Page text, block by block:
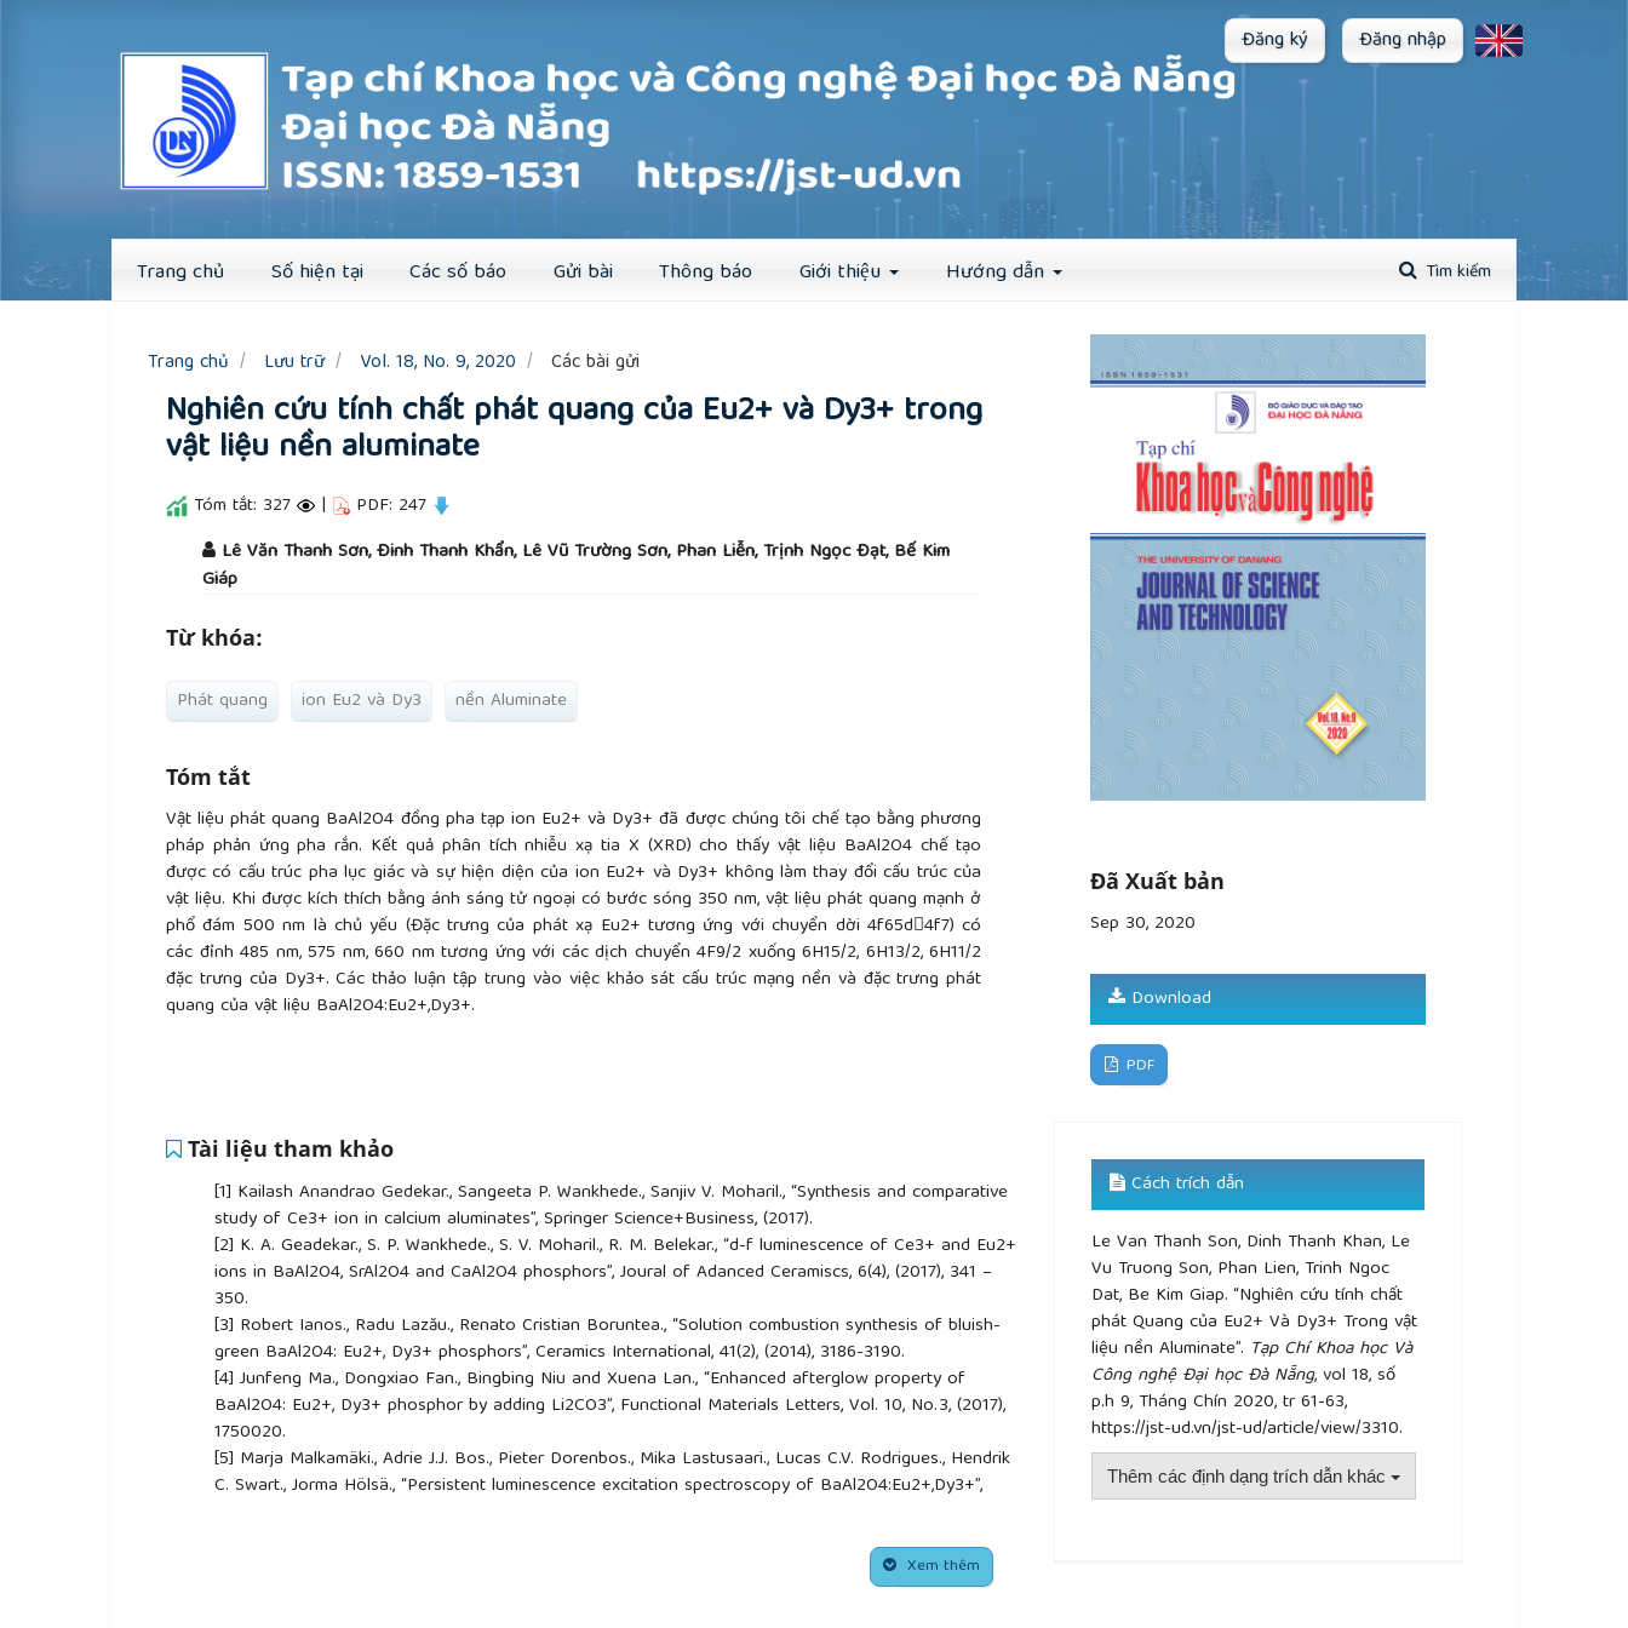
Trang chủ Số hiện tại Các số báo Gửi bài Thông báo Giới thiệu Hướng dẫn Tìm kiếm
Đăng ký Đăng nhập
Đăng ký Đăng nhập
Trang chủ Lưu trữ Vol. 18, No. 9, 2020 Các bài gửi
Nghiên cứu tính chất phát quang của Eu2+ và Dy3+ trong
vật liệu nền aluminate
Tóm tắt: 327 | PDF: 247
##plugins.themes.academic_pro.article.main##
Lê Văn Thanh Sơn, Đinh Thanh Khẩn, Lê Vũ Trường Sơn, Phan Liễn, Trịnh Ngọc Đạt, Bế Kim
Giáp
Từ khóa:
Phát quang ion Eu2 và Dy3 nền Aluminate
Tóm tắt
Vật liệu phát quang BaAl2O4 đồng pha tạp ion Eu2+ và Dy3+ đã được chúng tôi chế tạo bằng phương
pháp phản ứng pha rắn. Kết quả phân tích nhiễu xạ tia X (XRD) cho thấy vật liệu BaAl2O4 chế tạo
được có cấu trúc pha lục giác và sự hiện diện của ion Eu2+ và Dy3+ không làm thay đổi cấu trúc của
vật liệu. Khi được kích thích bằng ánh sáng tử ngoại có bước sóng 350 nm, vật liệu phát quang mạnh ở
phổ đám 500 nm là chủ yếu (Đặc trưng của phát xạ Eu2+ tương ứng với chuyển dời 4f65d4f7) có
các đỉnh 485 nm, 575 nm, 660 nm tương ứng với các dịch chuyển 4F9/2 xuống 6H15/2, 6H13/2, 6H11/2
đặc trưng của Dy3+. Các thảo luận tập trung vào việc khảo sát cấu trúc mạng nền và đặc trưng phát
quang của vật liệu BaAl2O4:Eu2+,Dy3+.
Tài liệu tham khảo
[1] Kailash Anandrao Gedekar., Sangeeta P. Wankhede., Sanjiv V. Moharil., “Synthesis and comparative
study of Ce3+ ion in calcium aluminates”, Springer Science+Business, (2017).
[2] K. A. Geadekar., S. P. Wankhede., S. V. Moharil., R. M. Belekar., “d-f luminescence of Ce3+ and Eu2+
ions in BaAl2O4, SrAl2O4 and CaAl2O4 phosphors”, Joural of Adanced Ceramiscs, 6(4), (2017), 341 –
350.
[3] Robert Ianos., Radu Lazău., Renato Cristian Boruntea., “Solution combustion synthesis of bluish-
green BaAl2O4: Eu2+, Dy3+ phosphors”, Ceramics International, 41(2), (2014), 3186-3190.
[4] Junfeng Ma., Dongxiao Fan., Bingbing Niu and Xuena Lan., “Enhanced afterglow property of
BaAl2O4: Eu2+, Dy3+ phosphor by adding Li2CO3”, Functional Materials Letters, Vol. 10, No.3, (2017),
1750020.
[5] Marja Malkamäki., Adrie J.J. Bos., Pieter Dorenbos., Mika Lastusaari., Lucas C.V. Rodrigues., Hendrik
C. Swart., Jorma Hölsä., “Persistent luminescence excitation spectroscopy of BaAl2O4:Eu2+,Dy3+”,
Lai L.P., Sheng W.S., Ling Z.S., Jun Z.F., Zheng X., “Ca2BO3Cl:Ce3+, Tb3+: A novel tunable emitting
Lin H., Yang D., Liu G., Ma T., Zhai B., An Q., Yu J., Wang X., Liu X., Pun E.Y.B., “Optical absorption
Xem thêm
Đã Xuất bản
Sep 30, 2020
Download
PDF
Cách trích dẫn
Le Van Thanh Son, Dinh Thanh Khan, Le
Vu Truong Son, Phan Lien, Trinh Ngoc
Dat, Be Kim Giap. “Nghiên cứu tính chất
phát Quang của Eu2+ Và Dy3+ Trong vật
liệu nền Aluminate”. Tạp Chí Khoa học Và
Công nghệ Đại học Đà Nẵng, vol 18, số
p.h 9, Tháng Chín 2020, tr 61-63,
https://jst-ud.vn/jst-ud/article/view/3310.
Thêm các định dạng trích dẫn khác